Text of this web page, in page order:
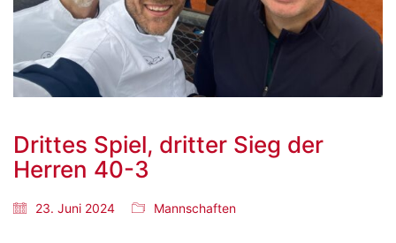
Drittes Spiel, dritter Sieg der
Herren 40-3
23. Juni 2024 Mannschaften